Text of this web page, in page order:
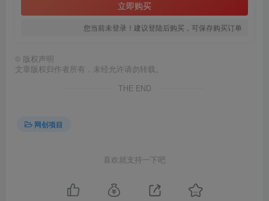
立即购买
您当前未登录！建议登陆后购买，可保存购买订单
© 版权声明
文章版权归作者所有，未经允许请勿转载。
THE END
网创项目
喜欢就支持一下吧